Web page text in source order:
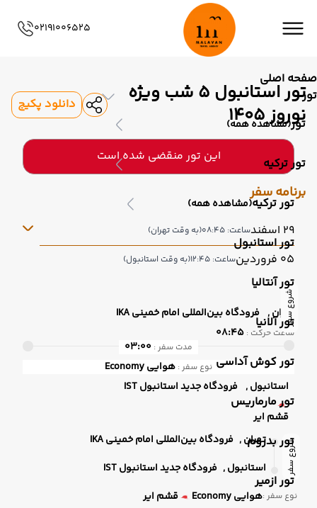
صفحه اصلی
تور
تور(مشاهده همه)
تور ترکیه
تور ترکیه(مشاهده همه)
تور استانبول
تور آنتالیا
تور آلانیا
تور کوش آداسی
تور مارماریس
تور بدروم
تور ازمیر
02191006525
تور استانبول 5 شب ویژه
نوروز 1405
دانلود پکیج
این تور منقضی شده است
برنامه سفر
29 اسفند ساعت: 08:45 (به وقت تهران)
05 فروردین ساعت: 12:45 (به وقت استانبول)
شروع سفر
تهران , فرودگاه بین‌المللی امام خمینی IKA
ساعت حرکت : 08:45
مدت سفر : 03:00
نوع سفر : هوایی
استانبول , فرودگاه جدید استانبول IST
قشم ایر
شروع سفر تهران , فرودگاه بین‌المللی امام خمینی IKA
استانبول , فرودگاه جدید استانبول IST
نوع سفر :هوایی قشم ایر